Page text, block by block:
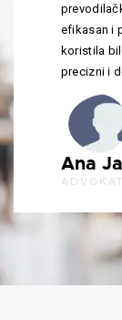
efikasan i
koristila
precizni i
Ana
ADVOKAT